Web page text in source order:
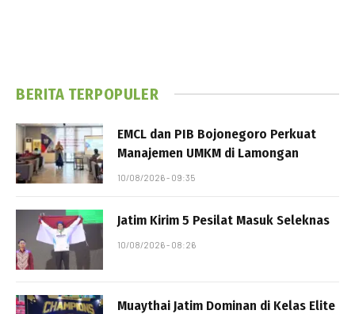
BERITA TERPOPULER
EMCL dan PIB Bojonegoro Perkuat
Manajemen UMKM di Lamongan
10/08/2026 - 09:35
Jatim Kirim 5 Pesilat Masuk Seleknas
10/08/2026 - 08:26
Muaythai Jatim Dominan di Kelas Elite